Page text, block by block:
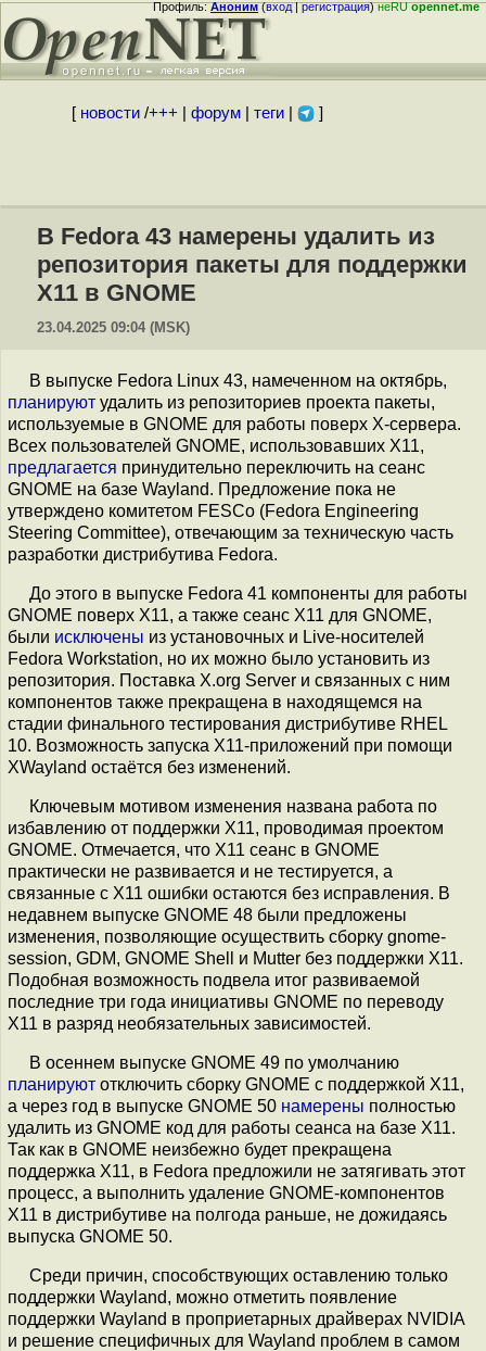
Профиль:Аноним(вход|регистрация)неRUopennet.me
[ новости/+++ форум| теги| ]
В Fedora 43 намерены удалить из
репозитория пакеты для поддержки
X11 в GNOME
23.04.2025 09:04 (MSK)
В выпуске Fedora Linux 43, намеченном на октябрь,
планируют удалить из репозиториев проекта пакеты,
используемые в GNOME для работы поверх X-сервера.
Всех пользователей GNOME, использовавших X11,
предлагается принудительно переключить на сеанс
GNOME на базе Wayland. Предложение пока не
утверждено комитетом FESCo (Fedora Engineering
Steering Committee), отвечающим за техническую часть
разработки дистрибутива Fedora.
До этого в выпуске Fedora 41 компоненты для работы
GNOME поверх X11, а также сеанс X11 для GNOME,
были исключены из установочных и Live-носителей
Fedora Workstation, но их можно было установить из
репозитория. Поставка X.org Server и связанных с ним
компонентов также прекращена в находящемся на
стадии финального тестирования дистрибутиве RHEL
10. Возможность запуска X11-приложений при помощи
XWayland остаётся без изменений.
Ключевым мотивом изменения названа работа по
избавлению от поддержки X11, проводимая проектом
GNOME. Отмечается, что X11 сеанс в GNOME
практически не развивается и не тестируется, а
связанные с X11 ошибки остаются без исправления. В
недавнем выпуске GNOME 48 были предложены
изменения, позволяющие осуществить сборку gnome-
session, GDM, GNOME Shell и Mutter без поддержки X11.
Подобная возможность подвела итог развиваемой
последние три года инициативы GNOME по переводу
X11 в разряд необязательных зависимостей.
В осеннем выпуске GNOME 49 по умолчанию
планируют отключить сборку GNOME с поддержкой X11,
а через год в выпуске GNOME 50 намерены полностью
удалить из GNOME код для работы сеанса на базе X11.
Так как в GNOME неизбежно будет прекращена
поддержка X11, в Fedora предложили не затягивать этот
процесс, а выполнить удаление GNOME-компонентов
X11 в дистрибутиве на полгода раньше, не дожидаясь
выпуска GNOME 50.
Среди причин, способствующих оставлению только
поддержки Wayland, можно отметить появление
поддержки Wayland в проприетарных драйверах NVIDIA
и решение специфичных для Wayland проблем в самом